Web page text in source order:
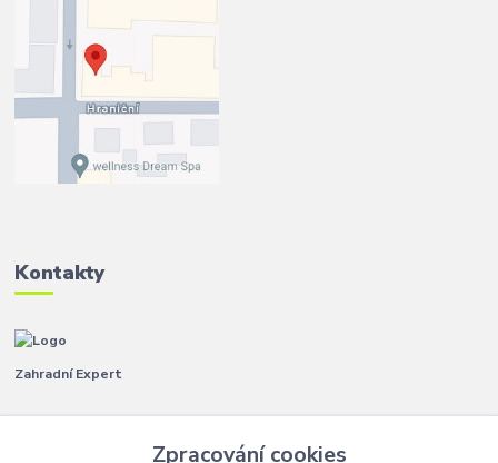
Kontakty
Zahradní Expert
Zpracování cookies